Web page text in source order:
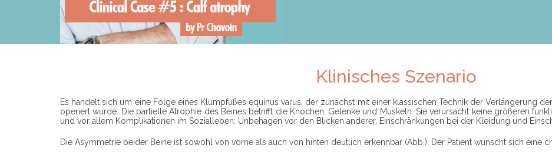
Klinisches Szenario
Es handelt sich um eine Folge eines Klumpfußes equinus varus, der zunächst mit einer klassischen Technik der Verlängerung
operiert wurde. Die partielle Atrophie des Beines betrifft die Knochen, Gelenke und Muskeln. Sie verursacht keine größeren
und vor allem Komplikationen im Sozialleben: Unbehagen vor den Blicken anderer, Einschränkungen bei der Kleidung und
Die Asymmetrie beider Beine ist sowohl von vorne als auch von hinten deutlich erkennbar (Abb.). Der Patient wünscht sich eine